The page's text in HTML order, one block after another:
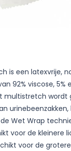
is een latexvrije,
92% viscose, 5%
multistretch wordt
Wet Wrap
voor de kleinere
voor de